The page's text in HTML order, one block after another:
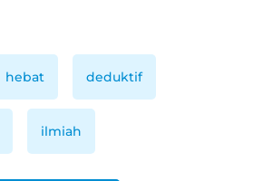
hebat deduktif
ilmiah